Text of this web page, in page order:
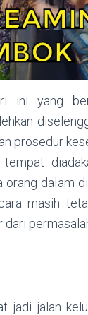
ini yang
prosedur
dalam
masih
jadi jalan